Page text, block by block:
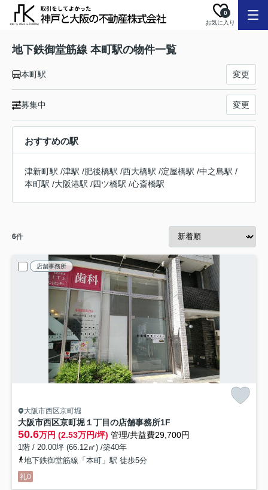
お気に入り
0
地下鉄御堂筋線 本町駅の物件一覧
本町駅 変更
募集中 変更
おすすめの駅
津新町駅 /津駅 /肥後橋駅 /西大橋駅 /淀屋橋駅 /中之島駅 /
本町駅 /大阪港駅 /四ツ橋駅 /心斎橋駅
6件
店舗事務所
大阪市西区京町堀
大阪市西区京町堀１丁目の店舗事務所1F
50.6万円 (2.53万円/坪) 管理/共益費29,700円
1階 / 20.00坪 (66.12㎡) /築40年
地下鉄御堂筋線「本町」駅 徒歩5分
礼0